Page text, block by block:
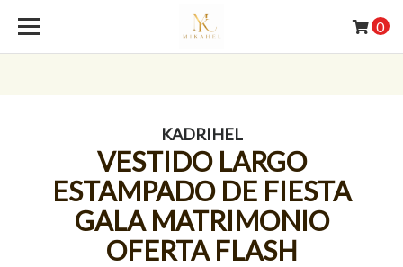
0
KADRIHEL
VESTIDO LARGO
ESTAMPADO DE FIESTA
GALA MATRIMONIO
OFERTA FLASH